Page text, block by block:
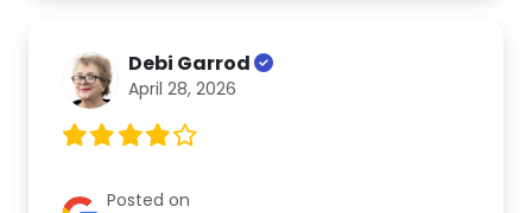
Debi Garrod
April 28, 2026
Posted on